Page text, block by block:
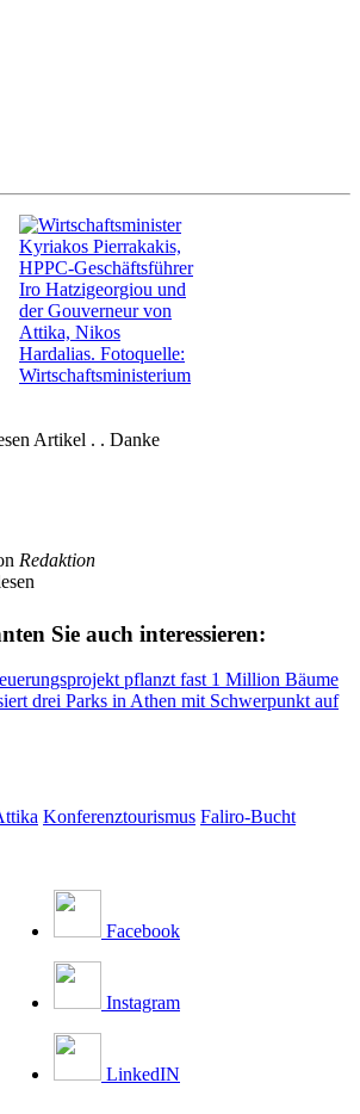
Artikel . . Danke
Redaktion
Sie auch interessieren:
pflanzt fast 1 Million Bäume
drei Parks in Athen mit Schwerpunkt auf
Konferenztourismus Faliro-Bucht
Facebook
Instagram
LinkedIN